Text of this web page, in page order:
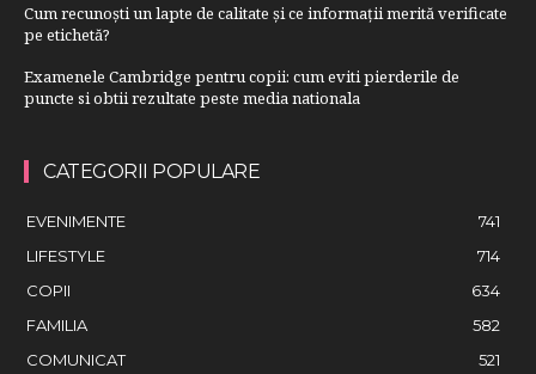
Cum recunoști un lapte de calitate și ce informații merită verificate
pe etichetă?
Examenele Cambridge pentru copii: cum eviti pierderile de
puncte si obtii rezultate peste media nationala
CATEGORII POPULARE
EVENIMENTE
741
LIFESTYLE
714
COPII
634
FAMILIA
582
COMUNICAT
521